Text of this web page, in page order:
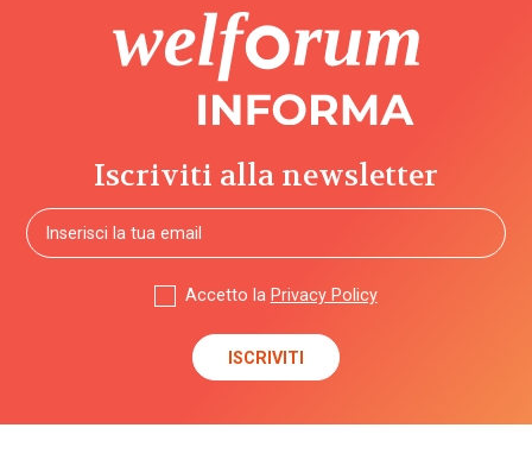
Iscriviti alla newsletter
Accetto la Privacy Policy